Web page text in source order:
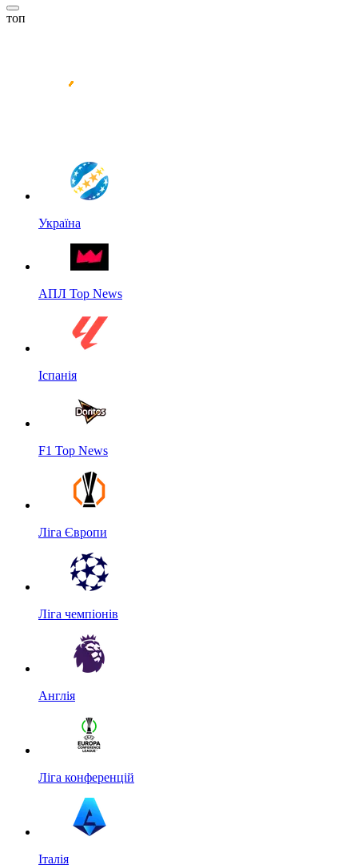
топ
Україна
АПЛ Top News
Іспанія
F1 Top News
Ліга Європи
Ліга чемпіонів
Англія
Ліга конференцій
Італія